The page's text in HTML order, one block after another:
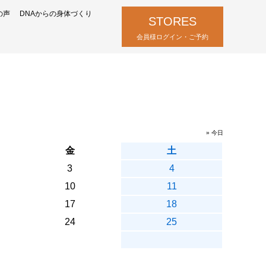
声 DNAからの身体づくり
STORES
会員様ログイン・ご予約
» 今日
金
土
3
4
10
11
17
18
24
25